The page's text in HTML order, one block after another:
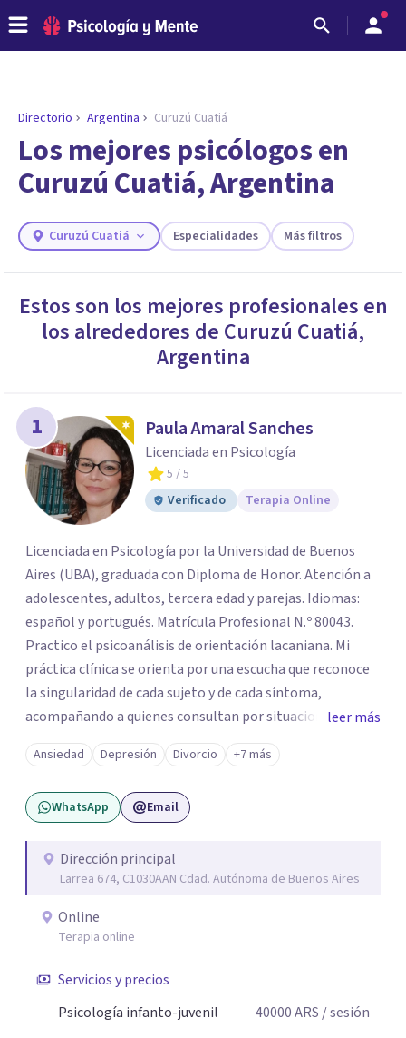
ENCONTRAR MI TERAPEUTA
¿Necesitas ayuda para encontrar el
psicólogo adecuado?
los profesionales que más se ajustan a tus
necesidades.
Responder cuestionario
Directorio Argentina Curuzú Cuatiá
Los mejores psicólogos en
Curuzú Cuatiá, Argentina
Curuzú Cuatiá Especialidades Más filtros
Estos son los mejores profesionales en
los alrededores de Curuzú Cuatiá,
Argentina
1 Paula Amaral Sanches
Licenciada en Psicología
5 / 5
Verificado
Terapia Online
Licenciada en Psicología por la Universidad de Buenos
Aires (UBA), graduada con Diploma de Honor. Atención a
adolescentes, adultos, tercera edad y parejas. Idiomas:
español y portugués. Matrícula Profesional N.º 80043.
Practico el psicoanálisis de orientación lacaniana. Mi
práctica clínica se orienta por una escucha que reconoce
la singularidad de cada sujeto y de cada síntoma,
acompañando a quienes consultan por situaciones de
angustia, dificultades en los vínculos, inhibiciones,
duelos, crisis vitales, padecimientos subjetivos y otros
modos de malestar. La práctica analítica propone un
espacio de palabra donde cada sujeto pueda interrogar
construcción de una respuesta singular frente a su
malestar.
leer más
Ansiedad Depresión Divorcio +7 más
WhatsApp Email
Dirección principal
Larrea 674, C1030AAN Cdad. Autónoma de Buenos Aires
Online
Terapia online
Servicios y precios
Psicología infanto-juvenil
40000ARS / sesión